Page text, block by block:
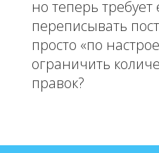
но теперь
переписывать
просто «по
ограничить
правок?